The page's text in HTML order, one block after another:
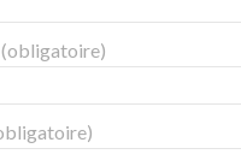
(obligatoire)